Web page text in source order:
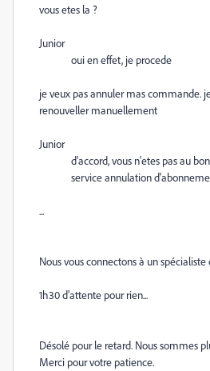
vous etes la ?
Junior
oui en effet, je procede
je veux pas annuler mas commande.
renouveller manuellement
Junior
d'accord, vous n'etes pas au
service annulation
...
Nous vous connectons à un spécialiste
1h30 d'attente pour rien...
Désolé pour le retard. Nous sommes
Merci pour votre patience.